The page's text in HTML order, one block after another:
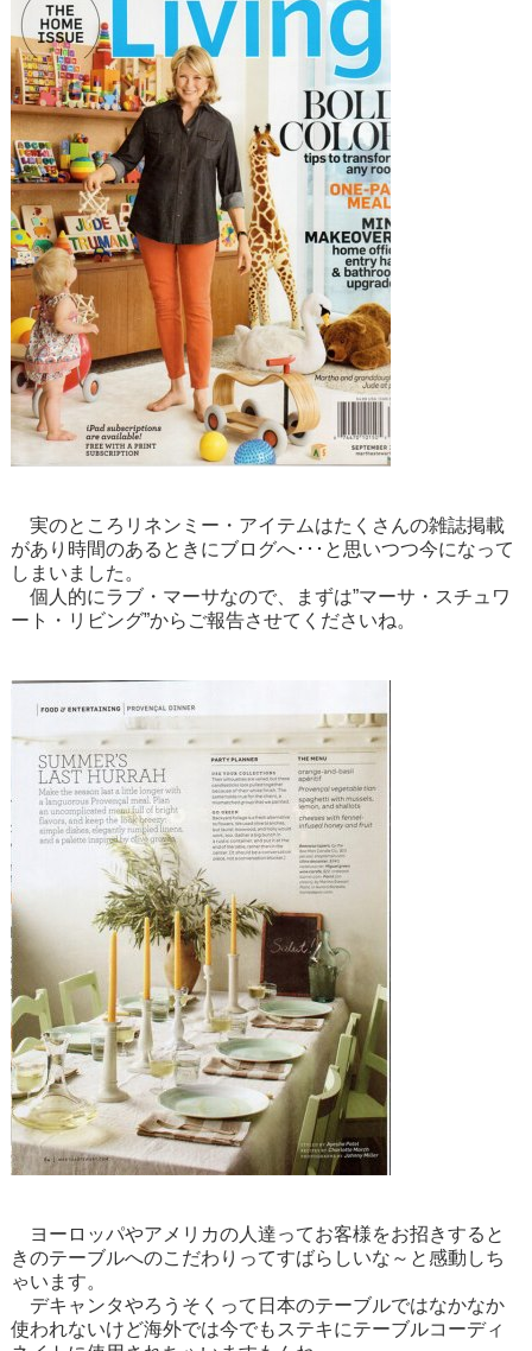
実のところリネンミー・アイテムはたくさんの雑誌掲載
があり時間のあるときにブログへ･･･と思いつつ今になって
しまいました。
個人的にラブ・マーサなので、まずは”マーサ・スチュワ
ート・リビング”からご報告させてくださいね。
ヨーロッパやアメリカの人達ってお客様をお招きすると
きのテーブルへのこだわりってすばらしいな～と感動しち
ゃいます。
デキャンタやろうそくって日本のテーブルではなかなか
使われないけど海外では今でもステキにテーブルコーディ